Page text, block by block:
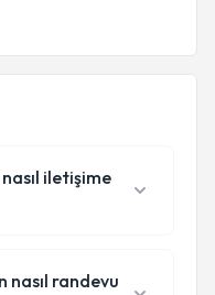
iletişime
nasıl randevu